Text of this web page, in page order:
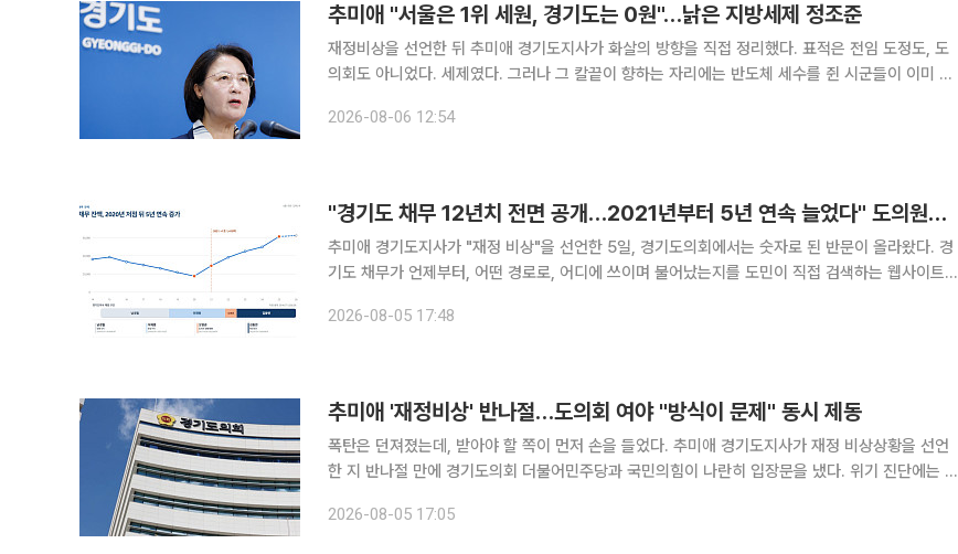
추미애 "서울은 1위 세원, 경기도는 0원"…낡은 지방세제 정조준
재정비상을 선언한 뒤 추미애 경기도지사가 화살의 방향을 직접 정리했다. 표적은 전임 도정도, 도
의회도 아니었다. 세제였다. 그러나 그 칼끝이 향하는 자리에는 반도체 세수를 쥔 시군들이 이미 방
신의 페이스북에 "경기도 재정위기 문제는 낡은 지방세제다. 지방세제
2026-08-06 12:54
"경기도 채무 12년치 전면 공개…2021년부터 5년 연속 늘었다" 도의원이 '빚 지도' 공개
추미애 경기도지사가 "재정 비상"을 선언한 5일, 경기도의회에서는 숫자로 된 반문이 올라왔다. 경
기도 채무가 언제부터, 어떤 경로로, 어디에 쓰이며 불어났는지를 도민이 직접 검색하는 웹사이트가
기도가 제출한 공식자료를 토대로 2014~2026년 채무·기금·지
2026-08-05 17:48
추미애 '재정비상' 반나절…도의회 여야 "방식이 문제" 동시 제동
폭탄은 던져졌는데, 받아야 할 쪽이 먼저 손을 들었다. 추미애 경기도지사가 재정 비상상황을 선언
한 지 반나절 만에 경기도의회 더불어민주당과 국민의힘이 나란히 입장문을 냈다. 위기 진단에는 여
하면 도의회 양당은 이날 각각 입장문을 통해 추 지사의 재정 비상 선언
2026-08-05 17:05